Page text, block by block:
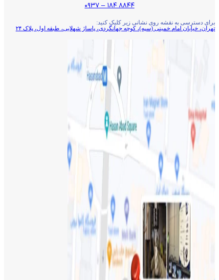
۸۸۴۴ ۱۸۴ – ۰۹۳۷
برای دسترسی به نقشه روی نشانی زیر کلیک کنید:
تهران، خیابان امام خمینی (سپه)، کوچه جهانگردی،‌ پاساژ شهلایی، طبقه اول، پلاک ۲۴